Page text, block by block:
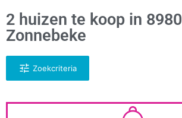
2 huizen te koop in 8980
Zonnebeke
Zoekcriteria